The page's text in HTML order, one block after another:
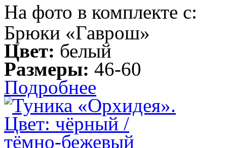
На фото в комплекте с:
Брюки «Гаврош»
Цвет: белый
Размеры: 46-60
Подробнее